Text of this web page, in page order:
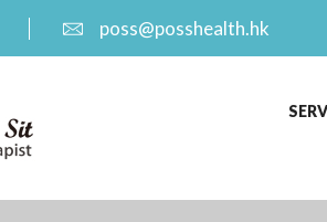
poss@posshealth.hk